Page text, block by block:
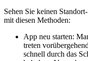
Sehen Sie keinen
mit diesen Methoden:
App neu starten:
treten
schnell durch das